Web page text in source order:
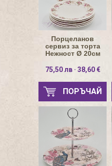
Порцеланов
сервиз за торта
Нежност Ø 20см
75,50 лв · 38,60 €
ПОРЪЧАЙ